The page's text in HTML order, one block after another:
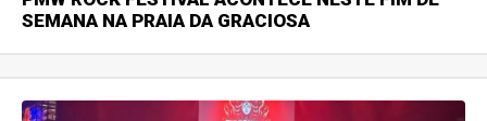
SEMANA NA PRAIA DA GRACIOSA